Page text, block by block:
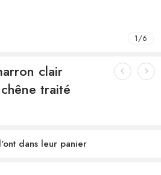
1/6
clair
traité
dans leur panier